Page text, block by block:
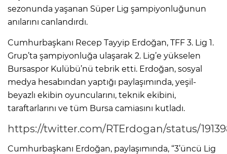
sezonunda yaşanan Süper Lig şampiyonluğunun
anılarını canlandırdı.
Cumhurbaşkanı Recep Tayyip Erdoğan, TFF 3. Lig 1.
Grup’ta şampiyonluğa ulaşarak 2. Lig’e yükselen
Bursaspor Kulübü’nü tebrik etti. Erdoğan, sosyal
medya hesabından yaptığı paylaşımında, yeşil-
beyazlı ekibin oyuncularını, teknik ekibini,
taraftarlarını ve tüm Bursa camiasını kutladı.
https://twitter.com/RTErdogan/status/
Cumhurbaşkanı Erdoğan, paylaşımında, “3’üncü Lig